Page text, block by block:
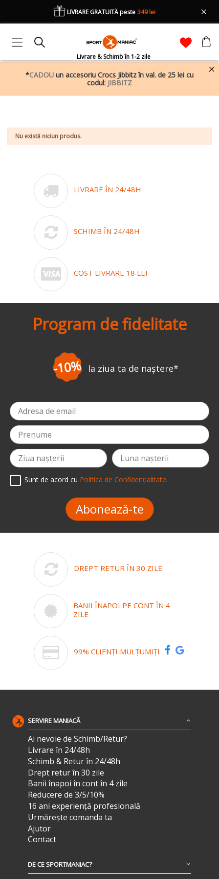
Livrare & Schimb în 1-2 zile
LIVRARE GRATUITĂ peste 349 lei
*CADOU un accesoriu Crocs Jibbitz în val. de 25 lei cu
codul: JIBBITZ
Nu există niciun produs.
FILTREAZĂ DUPĂ
LIVRARE ÎN 24/48H
SCHIMB ÎN 24/48H
COST LIVRARE 18 LEI
Program de fidelitate
-10% la ziua ta de naștere*
Sunt de acord cu Politica de Confidențialitate.
Abonează-te
DREPT RETUR ÎN 30 ZILE
BANII ÎNAPOI PE CONT ÎN 4
ZILE
99% CLIENȚI MULȚUMIȚI
SERVIRE MANIACĂ
Ai nevoie de Schimb/Retur?
Livrare în 24/48h
Schimb & Retur în 24/48h
Drept retur în 30 zile
Banii înapoi în cont în 4 zile
Reducere de 3/5/10%
16 ani experiență profesională
Urmărește comanda ta
Ajutor
Contact
DE CE SPORTMANIAC?